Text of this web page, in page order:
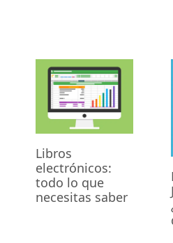
Libros
electrónicos:
todo lo que
necesitas saber